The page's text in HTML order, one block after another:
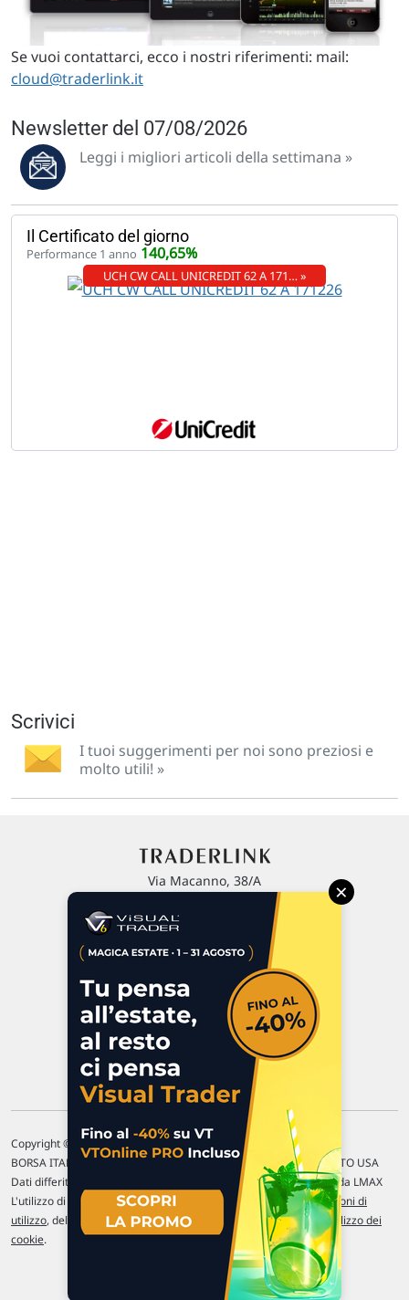
Se vuoi contattarci, ecco i nostri riferimenti: mail:
cloud@traderlink.it
Newsletter del 07/08/2026
Leggi i migliori articoli della settimana »
Il Certificato del giorno
Performance 1 anno 140,65%
UCH CW CALL UNICREDIT 62 A 171… »
Scrivici
I tuoi suggerimenti per noi sono preziosi e
molto utili! »
Via Macanno, 38/A
P.IVA 02 452 460 401
Commenti e segnalazioni
Contattaci
Copyright © 1996-2026 Traderlink Italia s.r.l.
BORSA ITALIANA Quotazioni di borsa differite di 15 min. / MERCATO USA
Dati differiti di 15 min. (fonte Intrinio) / FOREX Quotazioni fornite da LMAX
L'utilizzo di questo sito implica l'accettazione delle nostre Condizioni di
utilizzo, del Disclaimer MAR, dellePolitiche sulla privacye dell' Utilizzo dei
cookie.
×